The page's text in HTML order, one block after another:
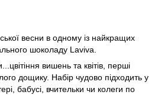
весни в одному із найкращих
шоколаду Laviva.
вишень та квітів, перші
дощику. Набір чудово підходить у
бабусі, вчительки чи колеги по